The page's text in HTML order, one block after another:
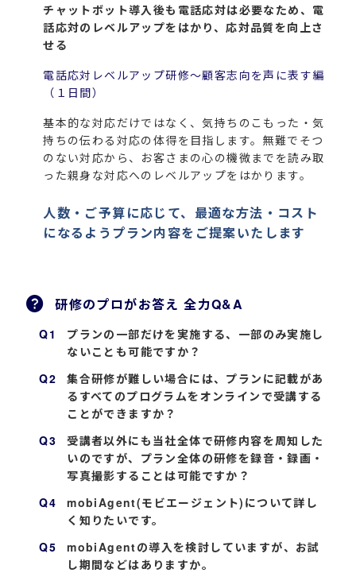
チャットボット導入後も電話応対は必要なため、電
話応対のレベルアップをはかり、応対品質を向上さ
せる
電話応対レベルアップ研修～顧客志向を声に表す編
（１日間）
基本的な対応だけではなく、気持ちのこもった・気
持ちの伝わる対応の体得を目指します。無難でそつ
のない対応から、お客さまの心の機微までを読み取
った親身な対応へのレベルアップをはかります。
人数・ご予算に応じて、最適な方法・コスト
になるようプラン内容をご提案いたします
研修のプロがお答え 全力Q&A
プランの一部だけを実施する、一部のみ実施し
ないことも可能ですか？
集合研修が難しい場合には、プランに記載があ
るすべてのプログラムをオンラインで受講する
ことができますか？
受講者以外にも当社全体で研修内容を周知した
いのですが、プラン全体の研修を録音・録画・
写真撮影することは可能ですか？
mobiAgent(モビエージェント)について詳し
く知りたいです。
mobiAgentの導入を検討していますが、お試
し期間などはありますか。